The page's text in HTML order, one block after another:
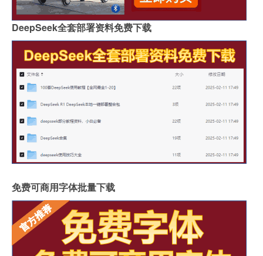
DeepSeek全套部署资料免费下载
免费可商用字体批量下载